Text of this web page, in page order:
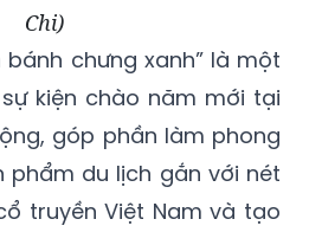
Chi)
bánh chưng xanh” là một
kiện chào năm mới tại
góp phần làm phong
phẩm du lịch gắn với nét
truyền Việt Nam và tạo